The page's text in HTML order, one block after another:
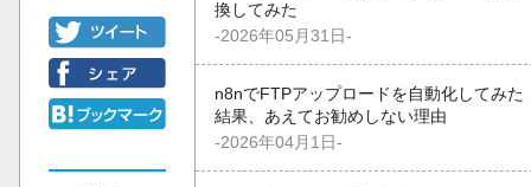
換してみた
-2026年05月31日-
n8nでFTPアップロードを自動化してみた
結果、あえてお勧めしない理由
-2026年04月1日-